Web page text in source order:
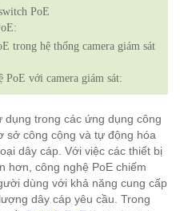
PoE
trong hệ thống camera giám sát
PoE với camera giám sát:
trong các ứng dụng công
sở công cộng và tự động hóa
dây cáp. Với việc các thiết bị
hơn, công nghệ PoE chiếm
dùng với khả năng cung cấp
dây cáp yêu cầu. Trong